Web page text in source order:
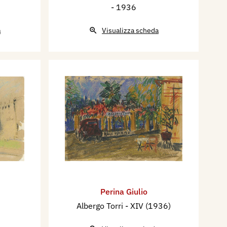
- 1936
Visualizza scheda
Perina Giulio
Albergo Torri - XIV (1936)